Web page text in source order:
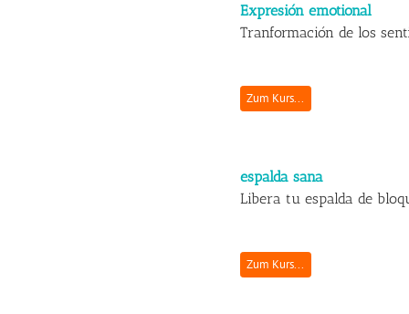
Expresión emotional
Tranformación de los
Zum Kurs...
espalda sana
Libera tu espalda de
Zum Kurs...